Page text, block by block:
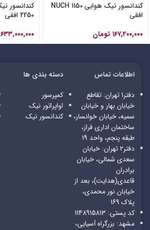
کندانسور نیک هوایی NUCH 1150
افقی
۱۶۷,۲۰۰,۰۰۰ تومان
2250 افقی
۶۳۳,۰۰۰,۰۰۰
اطلاعات تماس
دفتر1 تهران: تقاطع
خیابان بهار و خیابان
سمیه، خیابان خوانسار،
ساختمان اداری فراز،
طبقه پنجم، واحد 19
دفتر2 تهران: خیابان
سعدی شمالی، خیابان
برادران
قاعدی(هدایت)، بعد از
خیابان نور محمدی،
پلاک 169
کد پستی: 1148915813
مشهد: بزرگراه آسیایی،
دسته بندی ها
کمپرسور
اواپراتور نیک
کندانسور نیک